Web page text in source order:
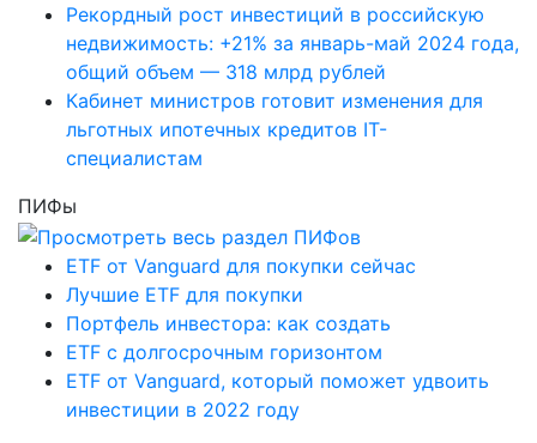
Рекордный рост инвестиций в российскую
недвижимость: +21% за январь-май 2024 года,
общий объем — 318 млрд рублей
Кабинет министров готовит изменения для
льготных ипотечных кредитов IT-
специалистам
ПИФы
ETF от Vanguard для покупки сейчас
Лучшие ETF для покупки
Портфель инвестора: как создать
ETF с долгосрочным горизонтом
ETF от Vanguard, который поможет удвоить
инвестиции в 2022 году